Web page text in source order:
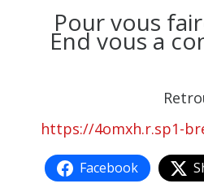
Pour vous
End vous a
https://4omxh.r.sp1-
Facebook